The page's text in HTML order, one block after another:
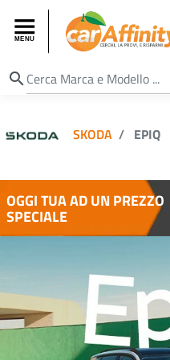
search
SKODA EPIQ
OGGI TUA AD UN PREZZO
SPECIALE